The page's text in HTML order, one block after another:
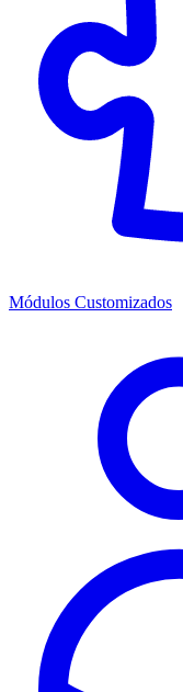
Módulos Customizados